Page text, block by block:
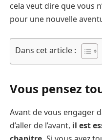
cela veut dire que vous
pour une nouvelle
Dans cet article :
Vous pensez
Avant de vous engager
d’aller de l’avant, il est